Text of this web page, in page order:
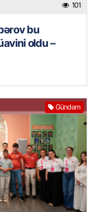
101
bu
oldu –
Gündəm